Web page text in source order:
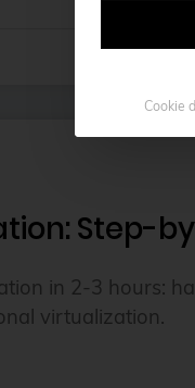
Step-
in 2-3 hours:
virtualization.
Cookie